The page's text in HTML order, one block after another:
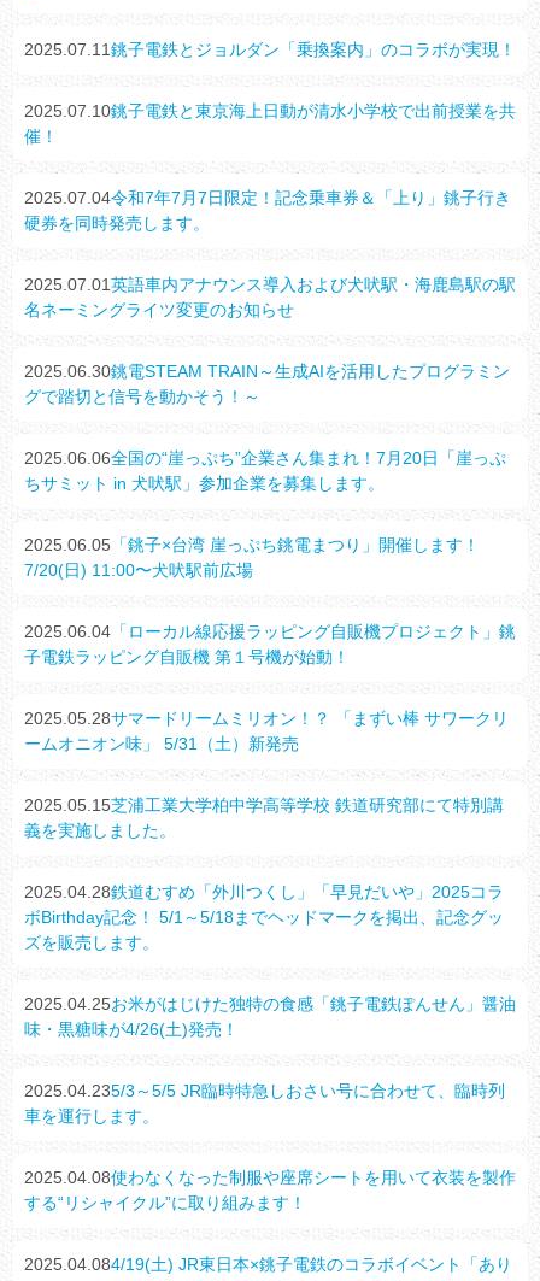
2025.07.11銚子電鉄とジョルダン「乗換案内」のコラボが実現！
2025.07.10銚子電鉄と東京海上日動が清水小学校で出前授業を共
催！
2025.07.04令和7年7月7日限定！記念乗車券＆「上り」銚子行き
硬券を同時発売します。
2025.07.01英語車内アナウンス導入および犬吠駅・海鹿島駅の駅
名ネーミングライツ変更のお知らせ
2025.06.30銚電STEAM TRAIN～生成AIを活用したプログラミン
グで踏切と信号を動かそう！～
2025.06.06全国の“崖っぷち”企業さん集まれ！7月20日「崖っぷ
ちサミット in 犬吠駅」参加企業を募集します。
2025.06.05 「銚子×台湾 崖っぷち銚電まつり」開催します！
7/20(日) 11:00〜犬吠駅前広場
2025.06.04 「ローカル線応援ラッピング自販機プロジェクト」銚
子電鉄ラッピング自販機 第１号機が始動！
2025.05.28サマードリームミリオン！？ 「まずい棒 サワークリ
ームオニオン味」 5/31（土）新発売
2025.05.15芝浦工業大学柏中学高等学校 鉄道研究部にて特別講
義を実施しました。
2025.04.28鉄道むすめ「外川つくし」「早見だいや」2025コラ
ボBirthday記念！ 5/1～5/18までヘッドマークを掲出、記念グッ
ズを販売します。
2025.04.25お米がはじけた独特の食感「銚子電鉄ぽんせん」醤油
味・黒糖味が4/26(土)発売！
2025.04.235/3～5/5 JR臨時特急しおさい号に合わせて、臨時列
車を運行します。
2025.04.08使わなくなった制服や座席シートを用いて衣装を製作
する“リシャイクル”に取り組みます！
2025.04.084/19(土) JR東日本×銚子電鉄のコラボイベント「あり